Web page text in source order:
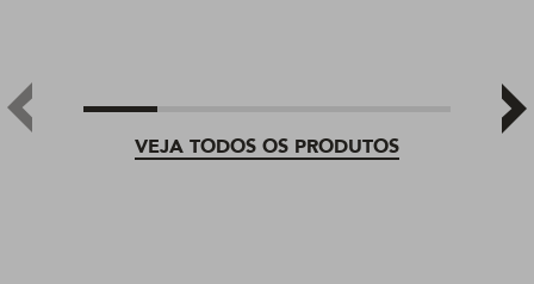
VEJA TODOS OS PRODUTOS